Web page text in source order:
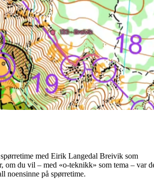
med Eirik Langedal Breivik som
om du vil – med «o-teknikk» som tema – var
noensinne på spørretime.